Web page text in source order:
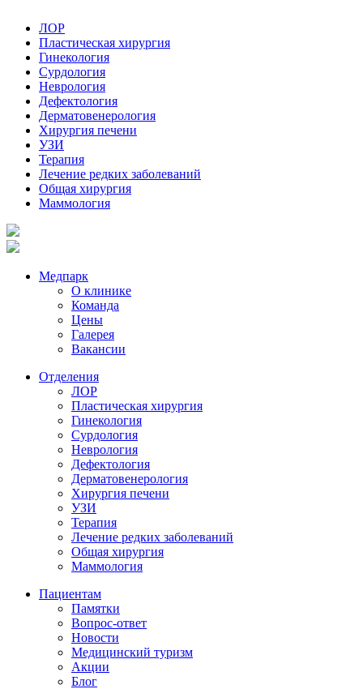
ЛОР
Пластическая хирургия
Гинекология
Сурдология
Неврология
Дефектология
Дерматовенерология
Хирургия печени
УЗИ
Терапия
Лечение редких заболеваний
Общая хирургия
Маммология
Медпарк
О клинике
Команда
Цены
Галерея
Вакансии
Отделения
ЛОР
Пластическая хирургия
Гинекология
Сурдология
Неврология
Дефектология
Дерматовенерология
Хирургия печени
УЗИ
Терапия
Лечение редких заболеваний
Общая хирургия
Маммология
Пациентам
Памятки
Вопрос-ответ
Новости
Медицинский туризм
Акции
Блог